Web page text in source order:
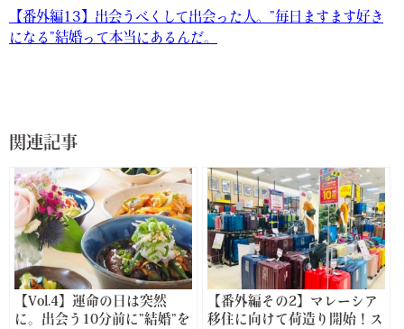
【番外編13】出会うべくして出会った人。”毎日ますます好き
になる”結婚って本当にあるんだ。
関連記事
【Vol.4】運命の日は突然
に。出会う10分前に”結婚”を
【番外編その2】マレーシア
移住に向けて荷造り開始！ス